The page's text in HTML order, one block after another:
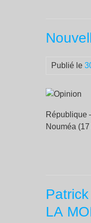
Publié le
République
Nouméa
LA